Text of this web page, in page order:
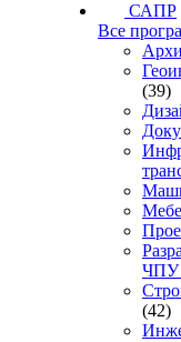
САПР
Все
(39)
ЧПУ
(42)